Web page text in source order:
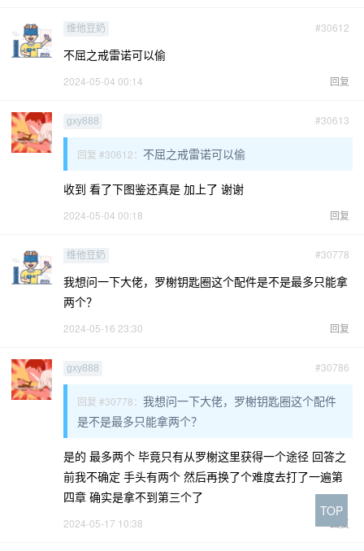
#30612
维他豆奶
不屈之戒雷诺可以偷
回复
2024-05-04 00:14
#30613
gxy888
回复 #30612： 不屈之戒雷诺可以偷
收到 看了下图鉴还真是 加上了 谢谢
回复
2024-05-04 00:18
#30778
维他豆奶
我想问一下大佬，罗榭钥匙圈这个配件是不是最多只能拿
两个？
回复
2024-05-16 23:30
#30786
gxy888
回复 #30778： 我想问一下大佬，罗榭钥匙圈这个配件
是不是最多只能拿两个？
是的 最多两个 毕竟只有从罗榭这里获得一个途径 回答之
前我不确定 手头有两个 然后再换了个难度去打了一遍第
四章 确实是拿不到第三个了
回复
2024-05-17 10:38
TOP